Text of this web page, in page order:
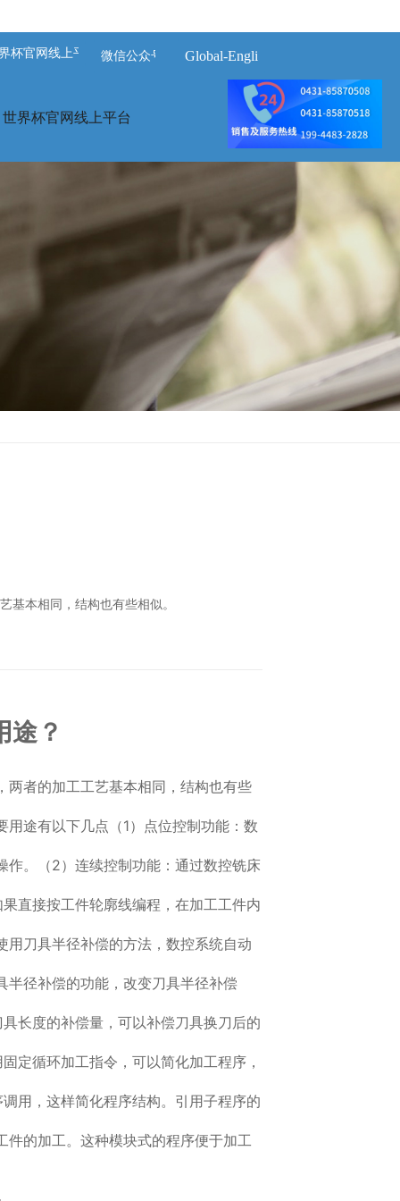
杯官网线上平台-世界杯（中国）
微信公众号 Global-English
世界杯官网线上平台 案例展示 荣誉资质
基本相同，结构也有些相似。
途？
两者的加工工艺基本相同，结构也有些
途有以下几点（1）点位控制功能：数
作。（2）连续控制功能：通过数控铣床
直接按工件轮廓线编程，在加工工件内
刀具半径补偿的方法，数控系统自动
半径补偿的功能，改变刀具半径补偿
长度的补偿量，可以补偿刀具换刀后的
定循环加工指令，可以简化加工程序，
用，这样简化程序结构。引用子程序的
的加工。这种模块式的程序便于加工